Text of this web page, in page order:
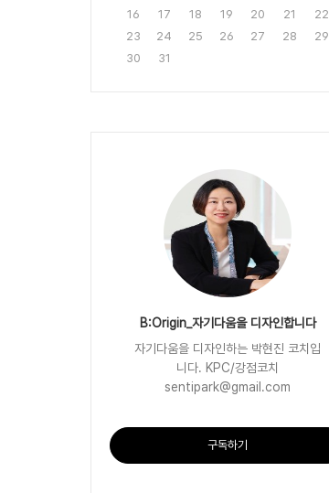
16
17 18 19 20 21
22
23
24 25 26 27 28
29
30
31
B:Origin_자기다움을 디자인합니다
자기다움을 디자인하는 박현진 코치입
니다. KPC/강점코치
sentipark@gmail.com
구독하기